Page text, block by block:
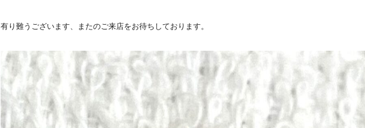
有り難うございます、またのご来店をお待ちしております。